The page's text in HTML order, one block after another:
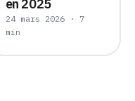
en 2025
24 mars 2026 · 7
min